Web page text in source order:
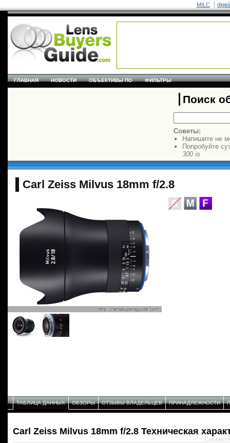
MILC
ГЛАВНАЯ НОВОСТИ ОБЪЕКТИВЫ ПО ФИЛЬТРЫ
Поиск
Советы:
Напишите не
Попробуйте
300 is
Carl Zeiss Milvus 18mm f/2.8
ТАБЛИЦА ДАННЫХ ОБЗОРЫ ОТЗЫВЫ ВЛАДЕЛЬЦЕВ ПРИНАДЛЕЖНОСТИ
Carl Zeiss Milvus 18mm f/2.8 Техническая
Carl Zeiss